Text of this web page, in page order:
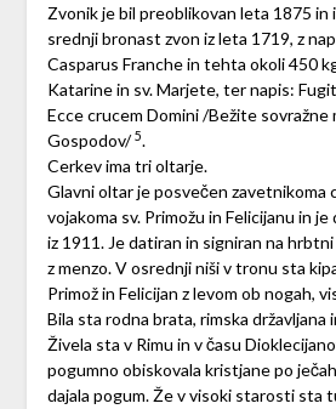
Zvonik je bil preoblikovan leta 1875 in
srednji bronast zvon iz leta 1719, z
Casparus Franche in tehta okoli 450
Katarine in sv. Marjete, ter napis:
Ecce crucem Domini /Bežite sovražne
Gospodov/5.
Cerkev ima tri oltarje.
Glavni oltar je posvečen zavetnikoma
vojakoma sv. Primožu in Felicijanu in
iz 1911. Je datiran in signiran na
z menzo. V osrednji niši v tronu sta
Primož in Felicijan z levom ob nogah,
Bila sta rodna brata, rimska državljana
Živela sta v Rimu in v času
pogumno obiskovala kristjane po
dajala pogum. Že v visoki starosti sta